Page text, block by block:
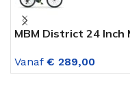
MBM District 24
Vanaf € 289,00